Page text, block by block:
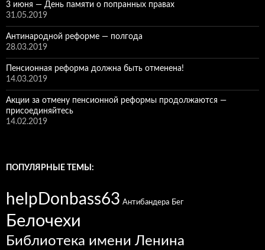
3 июня — День памяти о попранных правах
31.05.2019
Антинародной реформе — полгода
28.03.2019
Пенсионная реформа должна быть отменена!
14.03.2019
Акции за отмену пенсионной реформы продолжаются —
присоединяйтесь
14.02.2019
ПОПУЛЯРНЫЕ ТЕМЫ:
helpDonbass63 Антибандера Бег
Белочехи
Библиотека имени Ленина